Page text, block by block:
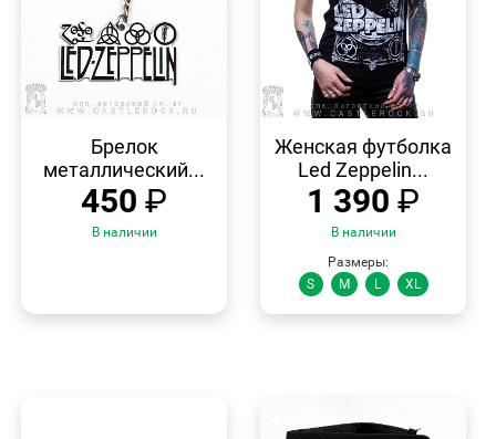
Брелок
металлический...
450 ₽
В наличии
ПРОСМОТР
Женская футболка
Led Zeppelin...
1 390 ₽
В наличии
Размеры:
S
M L XL